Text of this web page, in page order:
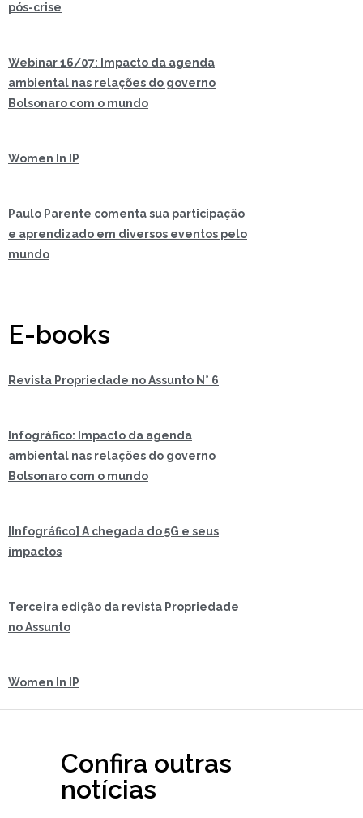
pós-crise
Webinar 16/07: Impacto da agenda
ambiental nas relações do governo
Bolsonaro com o mundo
Women In IP
Paulo Parente comenta sua participação
e aprendizado em diversos eventos pelo
mundo
E-books
Revista Propriedade no Assunto N° 6
Infográfico: Impacto da agenda
ambiental nas relações do governo
Bolsonaro com o mundo
[Infográfico] A chegada do 5G e seus
impactos
Terceira edição da revista Propriedade
no Assunto
Women In IP
Confira outras
notícias